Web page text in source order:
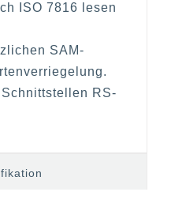
ISO 7816 lesen
SAM-
RS-